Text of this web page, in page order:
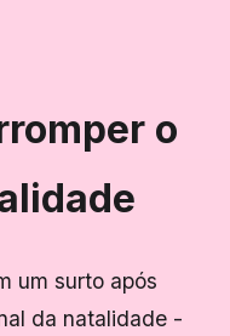
o
um surto após
da natalidade -